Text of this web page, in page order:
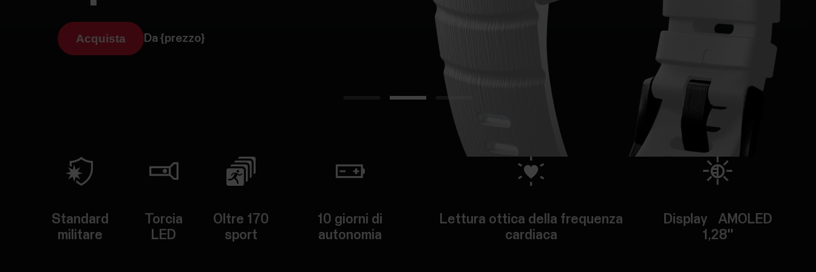
Acquista Da {prezzo}
Standard
militare
Torcia
LED
Oltre 170
sport
10 giorni di
autonomia
Lettura ottica della frequenza
cardiaca
Display AMOLED
1,28''